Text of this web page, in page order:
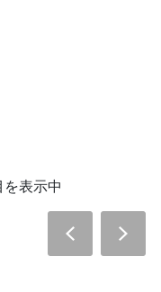
を表示中